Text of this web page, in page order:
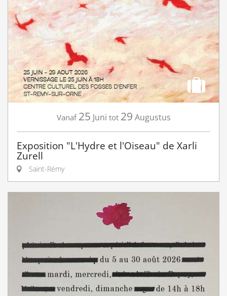
Vanaf 25 Juni tot 29 Augustus
Exposition "L'Hydre et l'Oiseau" de Xarli
Zurell
Saint-Rémy